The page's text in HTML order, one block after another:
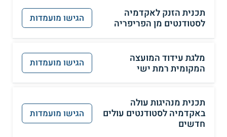
תכנית הזנק לאקדמיה
לסטודנטים מן הפריפריה
הגישו מועמדות
מלגת עידוד המועצה
המקומית רמת ישי
הגישו מועמדות
תכנית מנהיגות עולה
באקדמיה לסטודנטים עולים
חדשים
הגישו מועמדות